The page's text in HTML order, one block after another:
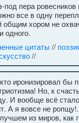
пера
все в одну
общим хором не
одного.
цитаты //
//
иронизировал бы
Но, к
И вообще всё
А я вовсе не
из миров, как